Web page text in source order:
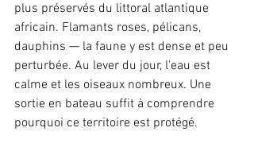
plus préservés du littoral atlantique
africain. Flamants roses, pélicans,
dauphins — la faune y est dense et peu
perturbée. Au lever du jour, l'eau est
calme et les oiseaux nombreux. Une
sortie en bateau suffit à comprendre
pourquoi ce territoire est protégé.